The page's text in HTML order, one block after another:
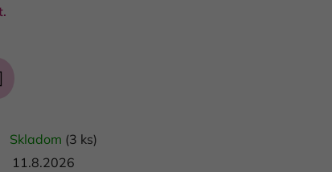
Skladom (3 ks)
11.8.2026